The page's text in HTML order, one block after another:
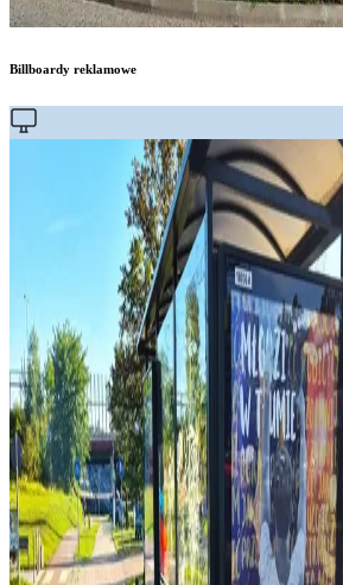
Billboardy reklamowe